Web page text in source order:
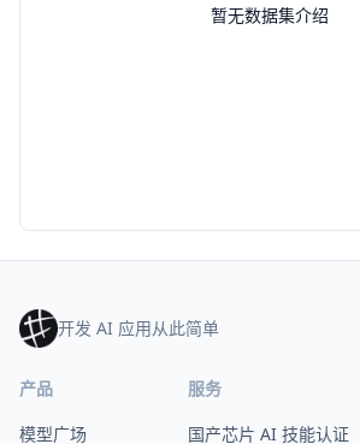
暂无数据集介绍
开发 AI 应用从此简单
产品
模型广场
服务
国产芯片 AI 技能认证